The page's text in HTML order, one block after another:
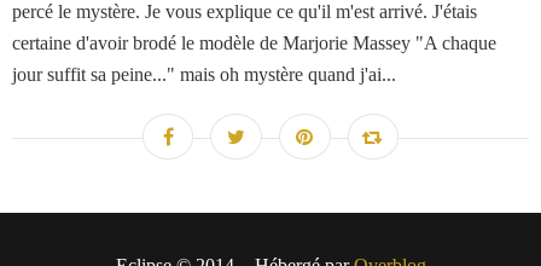
percé le mystère. Je vous explique ce qu'il m'est arrivé. J'étais
certaine d'avoir brodé le modèle de Marjorie Massey "A chaque
jour suffit sa peine..." mais oh mystère quand j'ai...